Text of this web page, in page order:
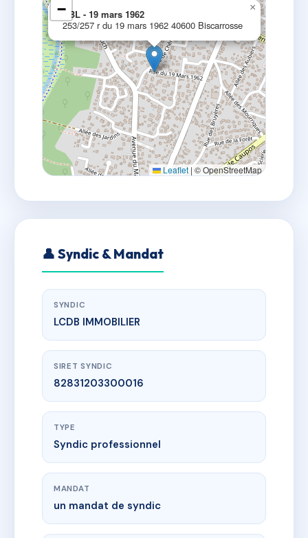
DBL - 19 mars 1962
253/257 r du 19 mars 1962 40600 Biscarrosse
×
−
Leaflet | © OpenStreetMap
👤 Syndic & Mandat
SYNDIC
LCDB IMMOBILIER
SIRET SYNDIC
82831203300016
TYPE
Syndic professionnel
MANDAT
un mandat de syndic